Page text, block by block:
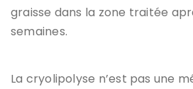
graisse dans la zone traitée
semaines.
La cryolipolyse n’est pas une